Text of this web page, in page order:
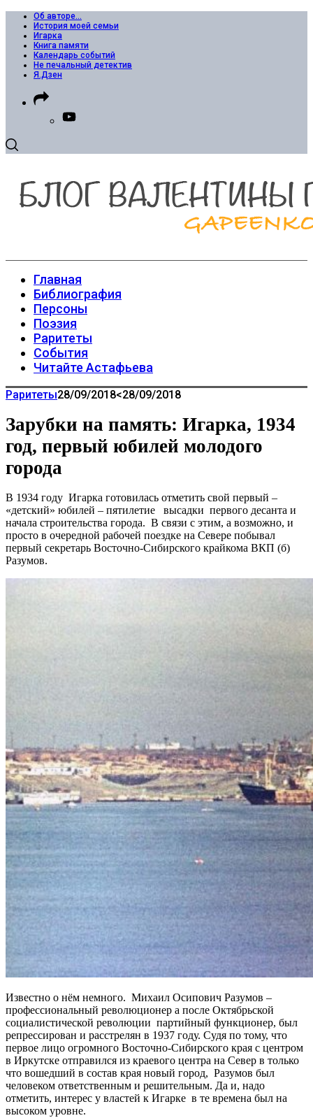
Об авторе…
История моей семьи
Игарка
Книга памяти
Календарь событий
Не печальный детектив
Я.Дзен
Главная
Библиография
Персоны
Поэзия
Раритеты
События
Читайте Астафьева
Раритеты28/09/2018<28/09/2018
Зарубки на память: Игарка, 1934
год, первый юбилей молодого
города
В 1934 году Игарка готовилась отметить свой первый –
«детский» юбилей – пятилетие высадки первого десанта и
начала строительства города. В связи с этим, а возможно, и
просто в очередной рабочей поездке на Севере побывал
первый секретарь Восточно-Сибирского крайкома ВКП (б)
Разумов.
Известно о нём немного. Михаил Осипович Разумов –
профессиональный революционер а после Октябрьской
социалистической революции партийный функционер, был
репрессирован и расстрелян в 1937 году. Судя по тому, что
первое лицо огромного Восточно-Сибирского края с центром
в Иркутске отправился из краевого центра на Север в только
что вошедший в состав края новый город, Разумов был
человеком ответственным и решительным. Да и, надо
отметить, интерес у властей к Игарке в те времена был на
высоком уровне.